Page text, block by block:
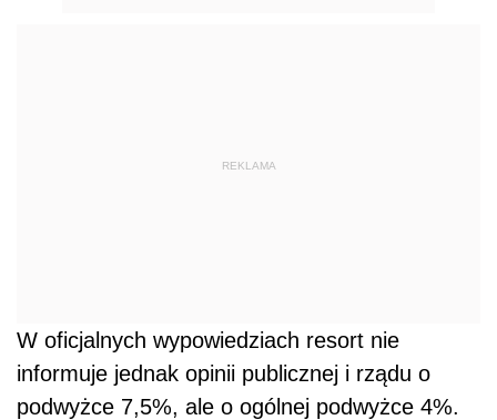
REKLAMA
W oficjalnych wypowiedziach resort nie
informuje jednak opinii publicznej i rządu o
podwyżce 7,5%, ale o ogólnej podwyżce 4%.